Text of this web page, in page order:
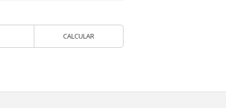
CALCULAR